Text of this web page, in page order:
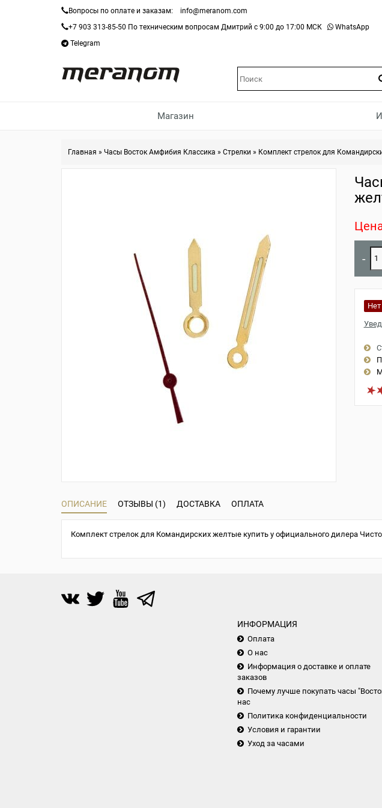
Вопросы по оплате и заказам:
info@meranom.com
+7 903 313-85-50 По техническим вопросам Дмитрий с 9:00 до 17:00 МСК
WhatsApp
Telegram
Магазин
Главная » Часы Восток Амфибия Классика » Стрелки » Комплект стрелок для
ОПИСАНИЕ ОТЗЫВЫ (1) ДОСТАВКА ОПЛАТА
Комплект стрелок для Командирских желтые купить у официального дилера
ИНФОРМАЦИЯ
Оплата
О нас
Информация о доставке и оплате
заказов
Почему лучше покупать часы
нас
Политика конфиденциальности
Условия и гарантии
Уход за часами